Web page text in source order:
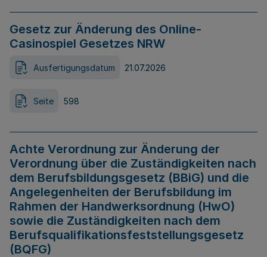
Gesetz zur Änderung des Online-
Casinospiel Gesetzes NRW
Ausfertigungsdatum 21.07.2026
Seite 598
Achte Verordnung zur Änderung der
Verordnung über die Zuständigkeiten nach
dem Berufsbildungsgesetz (BBiG) und die
Angelegenheiten der Berufsbildung im
Rahmen der Handwerksordnung (HwO)
sowie die Zuständigkeiten nach dem
Berufsqualifikationsfeststellungsgesetz
(BQFG)